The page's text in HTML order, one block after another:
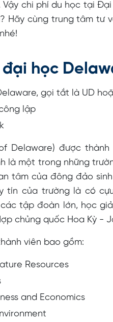
chi phí du học tại
Hãy cùng trung tâm tư
học
gọi tắt là UD
lập
Delaware) được thành
là một trong những
tâm của đông đảo
tín của trường là có
tập đoàn lớn, học
chủng quốc Hoa Kỳ -
viên bao gồm:
Resources
and Economics